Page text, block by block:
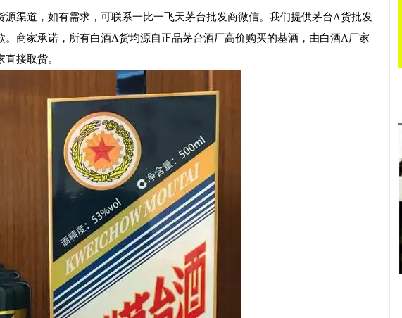
源渠道，如有需求，可联系一比一飞天茅台批发商微信。我们提供茅台A货批发
。商家承诺，所有白酒A货均源自正品茅台酒厂高价购买的基酒，由白酒A厂家
接取货。